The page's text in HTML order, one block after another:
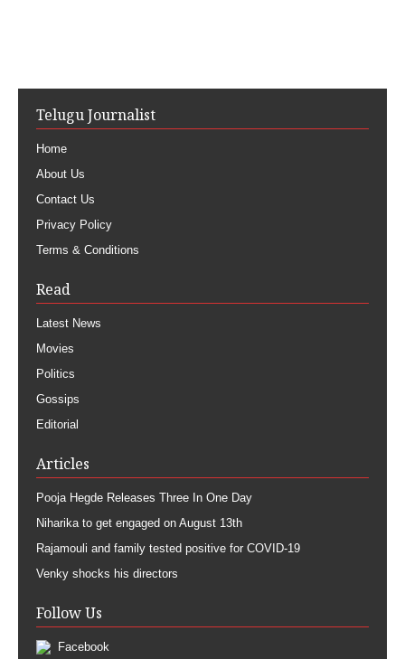
Telugu Journalist
Home
About Us
Contact Us
Privacy Policy
Terms & Conditions
Read
Latest News
Movies
Politics
Gossips
Editorial
Articles
Pooja Hegde Releases Three In One Day
Niharika to get engaged on August 13th
Rajamouli and family tested positive for COVID-19
Venky shocks his directors
Follow Us
Facebook